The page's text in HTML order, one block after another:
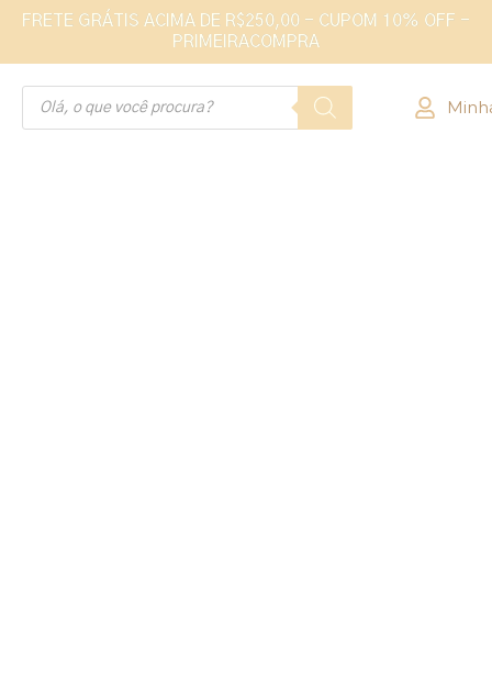
FRETE GRÁTIS ACIMA DE R$250,00 - CUPOM 10% OFF -
PRIMEIRACOMPRA